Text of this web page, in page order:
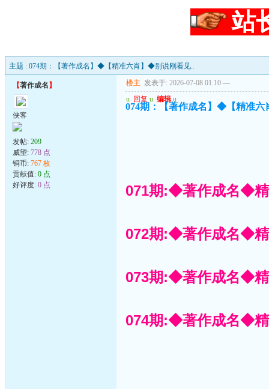
站
主题 : 074期：【著作成名】◆【精准六肖】◆别说刚看见..
【著作成名 】
侠客
发帖: 209
威望: 778 点
铜币: 767 枚
贡献值: 0 点
好评度: 0 点
楼主 发表于: 2026-07-08 01:10 ---
u 回复 u 编辑 u
074期：【著作成名】◆【精准
071期:◆著作成名◆
072期:◆著作成名◆
073期:◆著作成名◆
074期:◆著作成名◆